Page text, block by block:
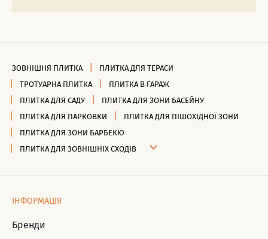
ЗОВНІШНЯ ПЛИТКА
ПЛИТКА ДЛЯ ТЕРАСИ
ТРОТУАРНА ПЛИТКА
ПЛИТКА В ГАРАЖ
ПЛИТКА ДЛЯ САДУ
ПЛИТКА ДЛЯ ЗОНИ БАСЕЙНУ
ПЛИТКА ДЛЯ ПАРКОВКИ
ПЛИТКА ДЛЯ ПІШОХІДНОЇ ЗОНИ
ПЛИТКА ДЛЯ ЗОНИ БАРБЕКЮ
ПЛИТКА ДЛЯ ЗОВНІШНІХ СХОДІВ
ІНФОРМАЦІЯ
Бренди